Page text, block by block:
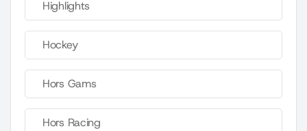
Highlights
Hockey
Hors Gams
Hors Racing